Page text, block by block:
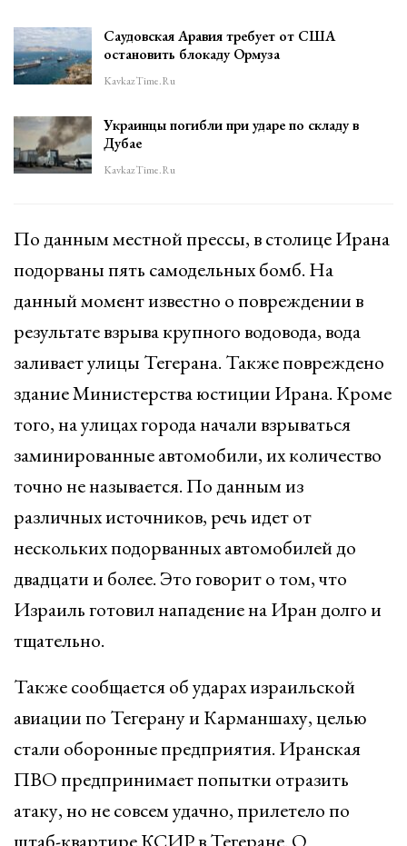
Саудовская Аравия требует от США
остановить блокаду Ормуза
KavkazTime.ru
Украинцы погибли при ударе по складу в
Дубае
KavkazTime.ru
По данным местной прессы, в столице Ирана
подорваны пять самодельных бомб. На
данный момент известно о повреждении в
результате взрыва крупного водовода, вода
заливает улицы Тегерана. Также повреждено
здание Министерства юстиции Ирана. Кроме
того, на улицах города начали взрываться
заминированные автомобили, их количество
точно не называется. По данным из
различных источников, речь идет от
нескольких подорванных автомобилей до
двадцати и более. Это говорит о том, что
Израиль готовил нападение на Иран долго и
тщательно.
Также сообщается об ударах израильской
авиации по Тегерану и Карманшаху, целью
стали оборонные предприятия. Иранская
ПВО предпринимает попытки отразить
атаку, но не совсем удачно, прилетело по
штаб-квартире КСИР в Тегеране. О